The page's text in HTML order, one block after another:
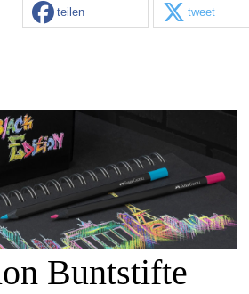
teilen tweet
Buntstifte